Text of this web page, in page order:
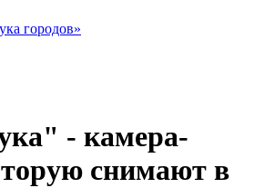
городов»
- камера-
снимают в